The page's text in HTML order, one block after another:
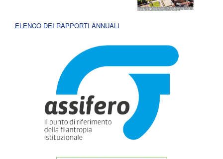
ELENCO DEI RAPPORTI ANNUALI